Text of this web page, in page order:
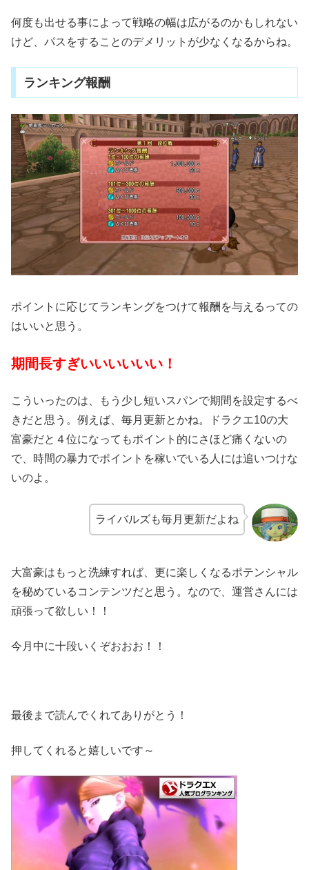
何度も出せる事によって戦略の幅は広がるのかもしれない
けど、パスをすることのデメリットが少なくなるからね。
ランキング報酬
ポイントに応じてランキングをつけて報酬を与えるっての
はいいと思う。
期間長すぎいいいいいい！
こういったのは、もう少し短いスパンで期間を設定するべ
きだと思う。例えば、毎月更新とかね。ドラクエ10の大
富豪だと４位になってもポイント的にさほど痛くないの
で、時間の暴力でポイントを稼いでいる人には追いつけな
いのよ。
ライバルズも毎月更新だよね
大富豪はもっと洗練すれば、更に楽しくなるポテンシャル
を秘めているコンテンツだと思う。なので、運営さんには
頑張って欲しい！！
今月中に十段いくぞおおお！！
最後まで読んでくれてありがとう！
押してくれると嬉しいです～